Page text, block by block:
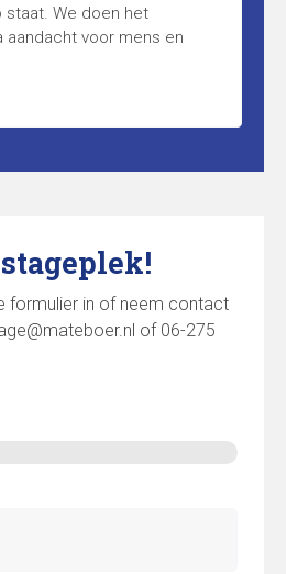
staat. We doen het
aandacht voor mens en
formulier in of neem contact
of 06-275